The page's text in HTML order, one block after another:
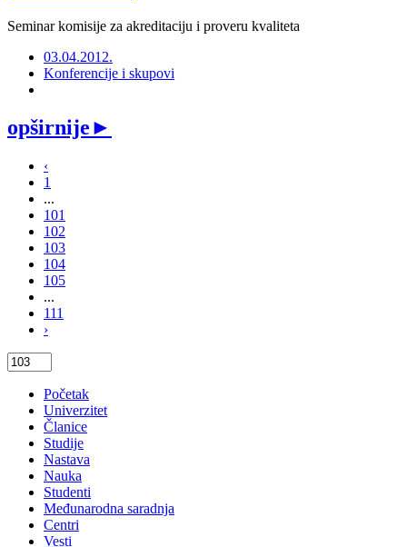
Seminar komisije za akreditaciju i proveru kvaliteta
03.04.2012.
Konferencije i skupovi
opširnije►
‹
1
...
101
102
103
104
105
...
111
›
Početak
Univerzitet
Članice
Studije
Nastava
Nauka
Studenti
Međunarodna saradnja
Centri
Vesti